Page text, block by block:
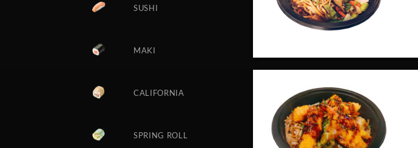
SUSHI
MAKI
CALIFORNIA
SPRING ROLL